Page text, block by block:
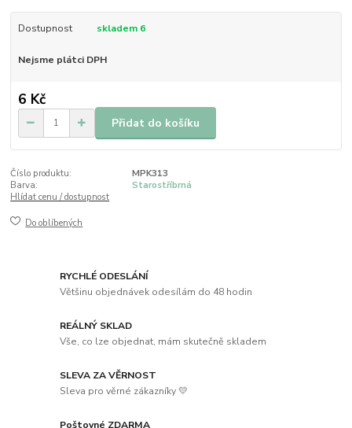
Dostupnost skladem 6
Nejsme plátci DPH
6 Kč
Přidat do košíku
Číslo produktu:
MPK313
Barva:
Starostříbrná
Hlídat cenu / dostupnost
Do oblíbených
RYCHLÉ ODESLÁNÍ
Většinu objednávek odesílám do 48 hodin
REÁLNÝ SKLAD
Vše, co lze objednat, mám skutečně skladem
SLEVA ZA VĚRNOST
Sleva pro věrné zákazníky 💛
Poštovné ZDARMA